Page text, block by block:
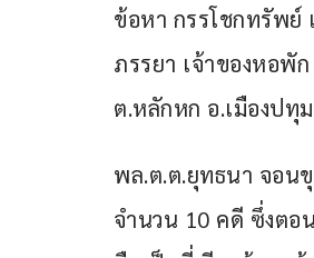
ข้อหา กรรโชกทรัพย์
ภรรยา เจ้าของหอพั
ต.หลักหก อ.เมืองปทุ
พล.ต.ต.ยุทธนา จอน
จำนวน 10 คดี ซึ่งตอ